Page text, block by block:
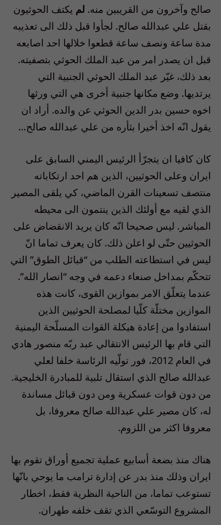
صالح وآخرون من القريبين منه. لم يكتف الحوثيون
بقتل علي عبدالله صالح. لجأوا قبل ذلك الى تعذيبه
مدة ساعة ونصف ساعة قطعوا خلالها احد اصابعه
قبل ان يصدر امر من عبد الملك الحوثي بتصفيته.
بعد ذلك، غيّر عبد الملك الحوثي الجنبية التي
يرتديها. وضع مكانها جنبية أخرى هي التي ورثها
اخوه حسين بدر الدين الحوثي عن والده. أراد ان
يقول انّه اخذ أخيرا بثأره من علي عبدالله صالح…
كان كافيا ان يتجرّأ الرئيس اليمني السابق على
ايران وعلى الحوثيين، الذين هم احد ارتكاباته
منتصف تسعينات القرن الماضي، كي يلقى المصير
الذي لقيه مع أولئك الذين ينتمون الى محيطه
المباشر. ليس صحيحا انّه كان يريد الانقضاض على
الحوثيين حتّى لو اعلن ذلك. كان يعرف تماما انّ
ليس في استطاعته الطلب من “قبائل الطوق” التي
تتحكّم بمداخل صنعاء دعمه في وجه “انصار الله”.
عندما يتعلّق الامر بموازين القوى، كانت هذه
الموازين مختلّة كلّيا لمصلحة الحوثيين الذين
استفادوا من إعادة هيكلة القوات المسلّحة اليمنية
التي قام بها الرئيس الانتقالي عبد ربّه منصور هادي
في العام 2012، فور تولّيه الرئاسة خلفا لعلي
عبدالله صالح الذي استقال تلبية للمبادرة الخليجية.
من دون قوات عسكرية ومن دون قبائل مساندة
له، كان مصير علي عبدالله صالح معروفا، بل
معروفا اكثر من اللزوم.
هناك منذ بضعة أسابيع عملية تجميع أوراق تقوم بها
ايران وذلك منذ بدر عن إدارة ترامب ما يوحي بانّها
تستوعب تماما، من الناحية النظرية فقط، اخطار
المشروع التوسّعي الذي تقف خلفه طهران.